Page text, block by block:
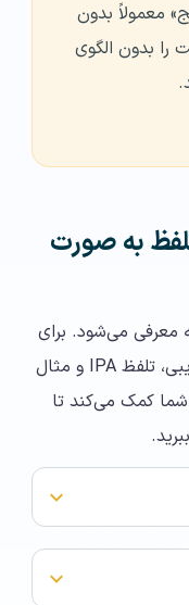
معمولاً بدون
را بدون الگوی
به صورت
معرفی می‌شود. برای
هر رنگ، معادل عربی، تلفظ فارسی تقریبی، تلفظ IPA و مثال
کمک می‌کند تا